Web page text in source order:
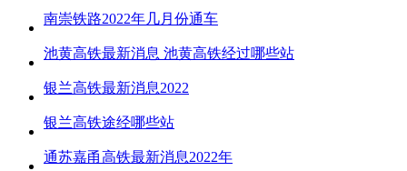
南崇铁路2022年几月份通车
池黄高铁最新消息 池黄高铁经过哪些站
银兰高铁最新消息2022
银兰高铁途经哪些站
通苏嘉甬高铁最新消息2022年